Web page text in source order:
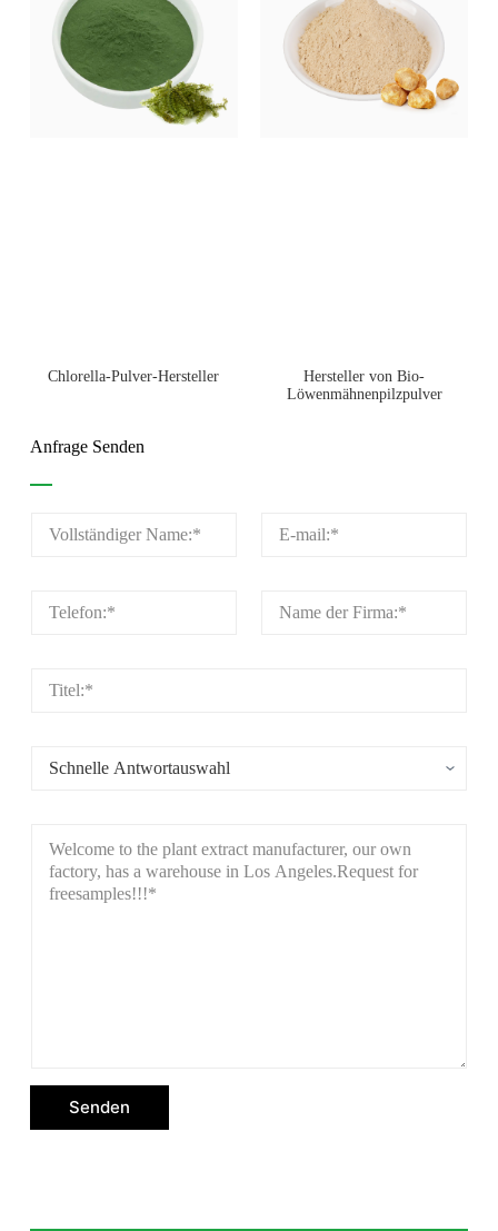
Chlorella-Pulver-Hersteller
Hersteller von Bio-
Löwenmähnenpilzpulver
Anfrage Senden
Senden